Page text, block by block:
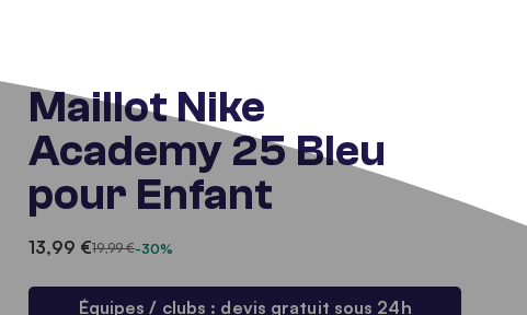
Maillot Nike
Academy 25 Bleu
pour Enfant
13,99 €19,99 €-30%
Équipes / clubs : devis gratuit sous 24h